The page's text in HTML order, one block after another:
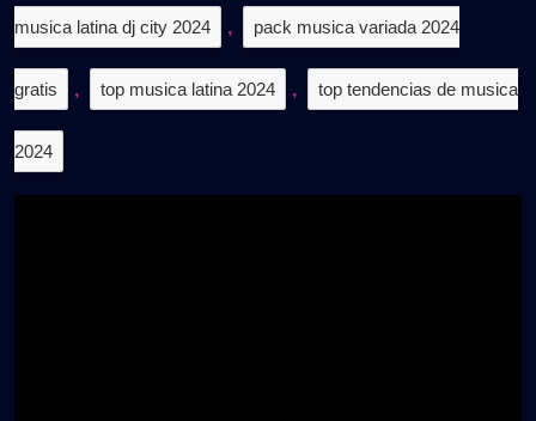
musica latina dj city 2024 , pack musica variada 2024
gratis , top musica latina 2024 , top tendencias de musica
2024